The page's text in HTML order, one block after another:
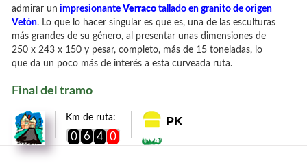
admirar un impresionante Verraco tallado en granito de origen
Vetón. Lo que lo hacer singular es que es, una de las esculturas
más grandes de su género, al presentar unas dimensiones de
250 x 243 x 150 y pesar, completo, más de 15 toneladas, lo
que da un poco más de interés a esta curveada ruta.
Final del tramo
Km de ruta:
0 6 4 0
PK